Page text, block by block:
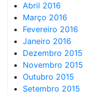
Abril 2016
Março 2016
Fevereiro 2016
Janeiro 2016
Dezembro 2015
Novembro 2015
Outubro 2015
Setembro 2015